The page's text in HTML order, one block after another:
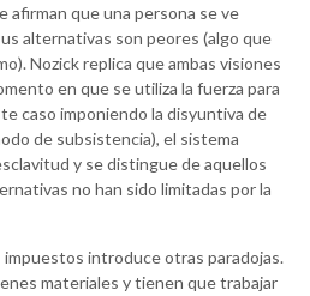
afirman que una persona se ve
alternativas son peores (algo que
Nozick replica que ambas visiones
en que se utiliza la fuerza para
caso imponiendo la disyuntiva de
de subsistencia), el sistema
y se distingue de aquellos
no han sido limitadas por la
introduce otras paradojas.
materiales y tienen que trabajar